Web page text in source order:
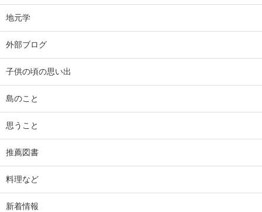
地元学
外部ブログ
子供の頃の思い出
島のこと
思うこと
推薦図書
料理など
新着情報